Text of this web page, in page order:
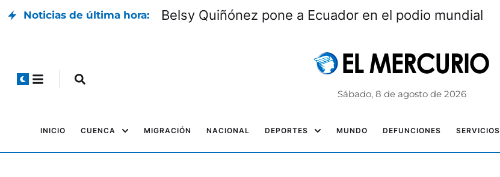
Noticias de última hora: Belsy Quiñónez pone a Ecuador en el podio mundial
Sábado, 8 de agosto de 2026
INICIO CUENCA MIGRACIÓN NACIONAL DEPORTES MUNDO DEFUNCIONES SERVICIOS